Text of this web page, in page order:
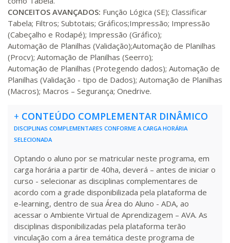
260 H 33dias 90dias
R$ 1.288,78
Matricular
280 H 35dias 120dias
Matricular
320 H 40
R$ 1.586,20
340 H 43dias 120dias
R$ 1.685,33
Matricular
360 H 45dias dias
R$ 1.784,48
Matricular
CONCEITOS AVANÇADOS: Função Lógica (SE); Classificar
Tabela; Filtros; Subtotais; Gráficos;Impressão; Impressão
(Cabeçalho e Rodapé); Impressão (Gráfico);
Automação de Planilhas (Validação);Automação de Planilhas
(Procv); Automação de Planilhas (Seerro);
Automação de Planilhas (Protegendo dados); Automação de
Planilhas (Validação - tipo de Dados); Automação de Planilhas
(Macros); Macros – Segurança; Onedrive.
+ CONTEÚDO COMPLEMENTAR DINÂMICO
DISCIPLINAS COMPLEMENTARES CONFORME A CARGA HORÁRIA
SELECIONADA
Optando o aluno por se matricular neste programa, em
carga horária a partir de 40ha, deverá – antes de iniciar o
curso - selecionar as disciplinas complementares de
acordo com a grade disponibilizada pela plataforma de
e-learning, dentro de sua Área do Aluno - ADA, ao
acessar o Ambiente Virtual de Aprendizagem – AVA. As
disciplinas disponibilizadas pela plataforma terão
vinculação com a área temática deste programa de